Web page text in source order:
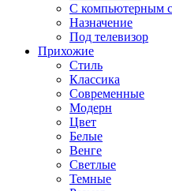
С компьютерным
Назначение
Под телевизор
Прихожие
Стиль
Классика
Современные
Модерн
Цвет
Белые
Венге
Светлые
Темные